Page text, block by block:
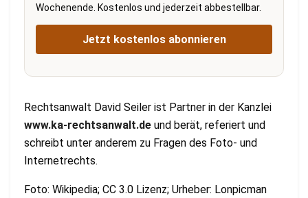
Wochenende. Kostenlos und jederzeit abbestellbar.
Jetzt kostenlos abonnieren
Rechtsanwalt David Seiler ist Partner in der Kanzlei
www.ka-rechtsanwalt.de und berät, referiert und
schreibt unter anderem zu Fragen des Foto- und
Internetrechts.
Foto: Wikipedia; CC 3.0 Lizenz; Urheber: Lonpicman